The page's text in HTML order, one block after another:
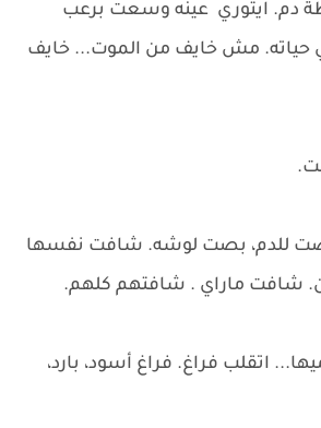
دم. ايتوري عينه وسعت برعب
حياته. مش خايف من الموت... خايف
للدم، بصت لوشه. شافت نفسها
شافت ماراي . شافتهم كلهم.
اتقلب فراغ. فراغ أسود، بارد،